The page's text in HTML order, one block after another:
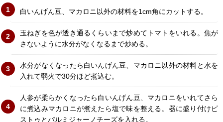
白いんげん豆、マカロニ以外の材料を1cm角にカットする。
玉ねぎを色が透き通るくらいまで炒めてトマトをいれる。焦が
さないように水分がなくなるまで炒める。
水分がなくなったら白いんげん豆、マカロニ以外の材料と水を
入れて弱火で30分ほど煮込む。
人参が柔らかくなったら白いんげん豆、マカロニをいれてさら
に煮込みマカロニが煮えたら塩で味を整える。器に盛り付けピ
ストゥとパルミジャーノチーズを入れる。